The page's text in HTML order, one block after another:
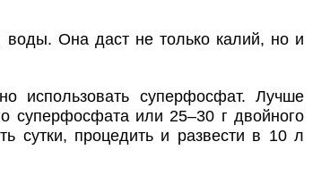
воды. Она даст не только калий, но и
использовать суперфосфат. Лучше
суперфосфата или 25–30 г двойного
сутки, процедить и развести в 10 л